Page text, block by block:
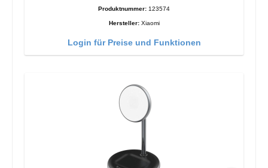
Produktnummer: 123574
Hersteller: Xiaomi
Login für Preise und Funktionen